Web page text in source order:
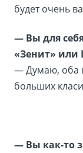
будет очень
— Вы для
«Зенит» или
— Думаю, оба
больших
— Вы как-то